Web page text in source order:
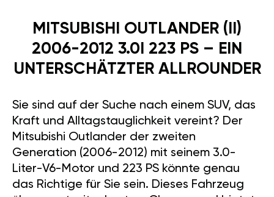
MITSUBISHI OUTLANDER (II)
2006-2012 3.0I 223 PS – EIN
UNTERSCHÄTZTER ALLROUNDER
Sie sind auf der Suche nach einem SUV, das
Kraft und Alltagstauglichkeit vereint? Der
Mitsubishi Outlander der zweiten
Generation (2006-2012) mit seinem 3.0-
Liter-V6-Motor und 223 PS könnte genau
das Richtige für Sie sein. Dieses Fahrzeug